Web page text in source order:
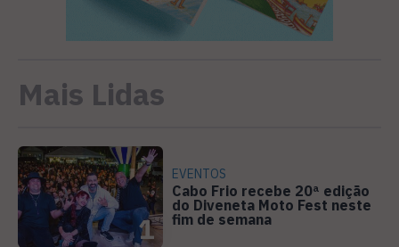
Mais Lidas
1
EVENTOS
Cabo Frio recebe 20ª edição
do Diveneta Moto Fest neste
fim de semana